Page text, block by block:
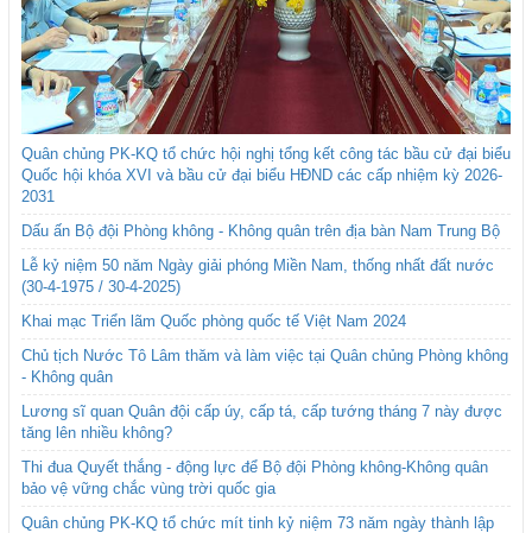
Quân chủng PK-KQ tổ chức hội nghị tổng kết công tác bầu cử đại biểu
Quốc hội khóa XVI và bầu cử đại biểu HĐND các cấp nhiệm kỳ 2026-
2031
Dấu ấn Bộ đội Phòng không - Không quân trên địa bàn Nam Trung Bộ
Lễ kỷ niệm 50 năm Ngày giải phóng Miền Nam, thống nhất đất nước
(30-4-1975 / 30-4-2025)
Khai mạc Triển lãm Quốc phòng quốc tế Việt Nam 2024
Chủ tịch Nước Tô Lâm thăm và làm việc tại Quân chủng Phòng không
- Không quân
Lương sĩ quan Quân đội cấp úy, cấp tá, cấp tướng tháng 7 này được
tăng lên nhiều không?
Thi đua Quyết thắng - động lực để Bộ đội Phòng không-Không quân
bảo vệ vững chắc vùng trời quốc gia
Quân chủng PK-KQ tổ chức mít tinh kỷ niệm 73 năm ngày thành lập